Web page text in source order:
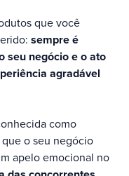
que você
sempre é
seu negócio e o ato
agradável
como
o seu negócio
apelo emocional no